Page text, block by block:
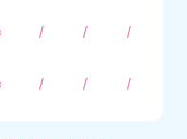
/ / /
/ / /